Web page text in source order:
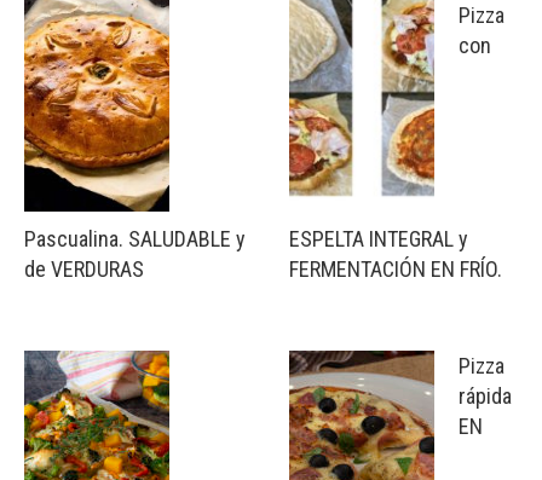
Pascualina. SALUDABLE y
de VERDURAS
Pizza
con
ESPELTA INTEGRAL y
FERMENTACIÓN EN FRÍO.
Pizza
rápida
EN